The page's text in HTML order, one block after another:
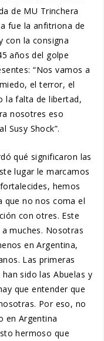
de MU Trinchera
fue la anfitriona de
con la consigna
años del golpe
“Nos vamos a
el terror, el
la falta de libertad,
nosotres eso
Susy Shock”.
qué significaron las
lugar le marcamos
hemos
que no nos coma el
con otres. Este
muches. Nosotras
en Argentina,
Las primeras
sido las Abuelas y
que entender que
Por eso, no
en Argentina
hermoso que